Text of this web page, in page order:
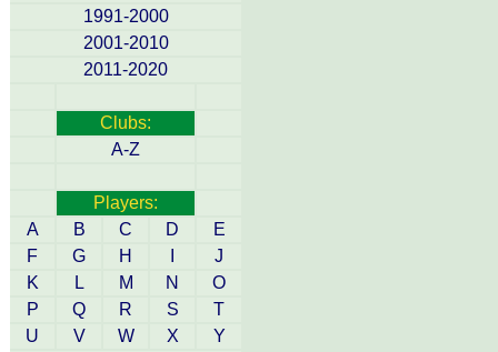
1991-2000
2001-2010
2011-2020
Clubs:
A-Z
Players:
A
B C D
E
F
G H
J
K
L M N
O
P
Q R S
T
U
V W X
Y